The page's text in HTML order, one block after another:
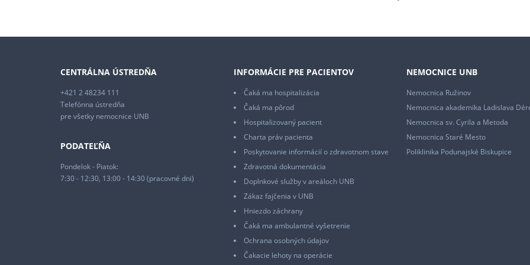
CENTRÁLNA ÚSTREDŇA
+421 2 48234 111
Telefónna ústredňa
pre všetky nemocnice UNB
PODATEĽŇA
Pondelok - Piatok:
7:30 - 12:30, 13:00 - 14:30 (pracovné dni)
INFORMÁCIE PRE PACIENTOV
Čaká ma hospitalizácia
Čaká ma pôrod
Hospitalizovaný pacient
Charta práv pacienta
Poskytovanie informácií o zdravotnom stave
Zdravotná dokumentácia
Doplnkové služby v areáloch UNB
Zákaz fajčenia v UNB
Hniezdo záchrany
Čaká ma ambulantné vyšetrenie
Ochrana osobných údajov
Čakacie lehoty na operácie
NEMOCNICE UNB
Nemocnica Ružinov
Nemocnica akademika Ladislava
Nemocnica sv. Cyrila a Metoda
Nemocnica Staré Mesto
Poliklinika Podunajské Biskupice